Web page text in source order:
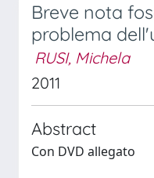
Breve nota
problema
RUSI, Michela
2011
Abstract
Con DVD allegato